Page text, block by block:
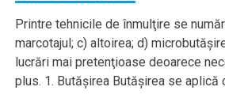
Printre tehnicile de înmulţire se
marcotajul; c) altoirea; d)
lucrări mai pretenţioase deoarece
plus. 1. Butăşirea Butăşirea se aplică